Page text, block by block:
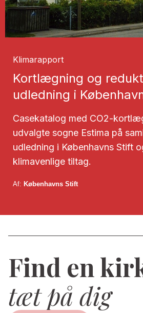
Klimarapport
Kortlægning og
udledning i
Casekatalog med CO2-
udvalgte sogne Estima på
udledning i Københavns Stift
klimavenlige tiltag.
Af: Københavns Stift
Find en
tæt på dig